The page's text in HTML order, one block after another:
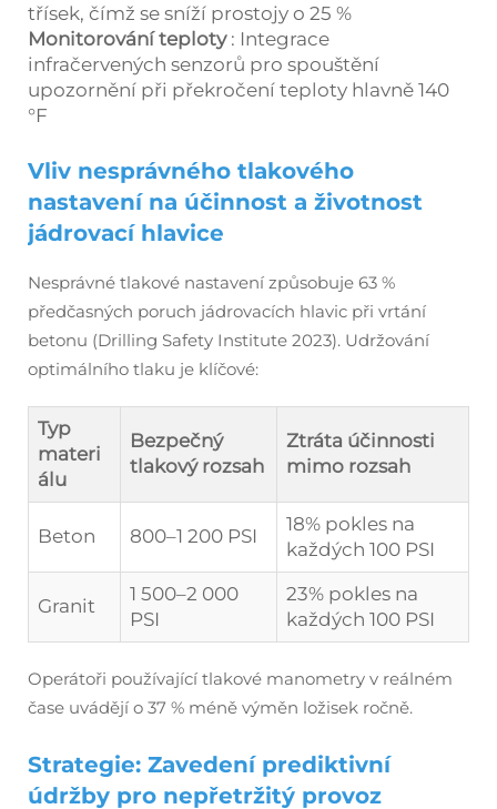
třísek, čímž se sníží prostojy o 25 %
Monitorování teploty : Integrace
infračervených senzorů pro spouštění
upozornění při překročení teploty hlavně 140
°F
Vliv nesprávného tlakového
nastavení na účinnost a životnost
jádrovací hlavice
Nesprávné tlakové nastavení způsobuje 63 %
předčasných poruch jádrovacích hlavic při vrtání
betonu (Drilling Safety Institute 2023). Udržování
optimálního tlaku je klíčové:
Typ
materi
álu
Bezpečný
tlakový rozsah
Ztráta účinnosti
mimo rozsah
Beton 800–1 200 PSI
18% pokles na
každých 100 PSI
Granit
1 500–2 000
PSI
23% pokles na
každých 100 PSI
Operátoři používající tlakové manometry v reálném
čase uvádějí o 37 % méně výměn ložisek ročně.
Strategie: Zavedení prediktivní
údržby pro nepřetržitý provoz